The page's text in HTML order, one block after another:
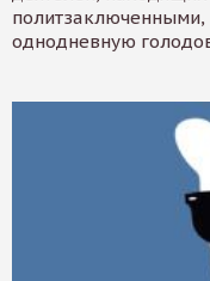
политзаключенными,
однодневную